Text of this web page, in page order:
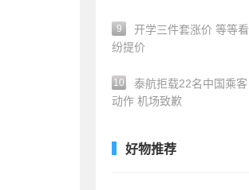
9
开学三件套涨价 等等
纷提价
10
泰航拒载22名中国乘客
动作 机场致歉
好物推荐